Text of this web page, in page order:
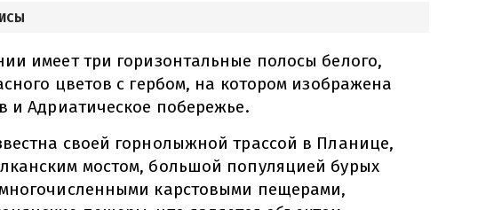
имеет три горизонтальные полосы белого,
цветов с гербом, на котором изображена
и Адриатическое побережье.
своей горнолыжной трассой в Планице,
мостом, большой популяцией бурых
карстовыми пещерами,